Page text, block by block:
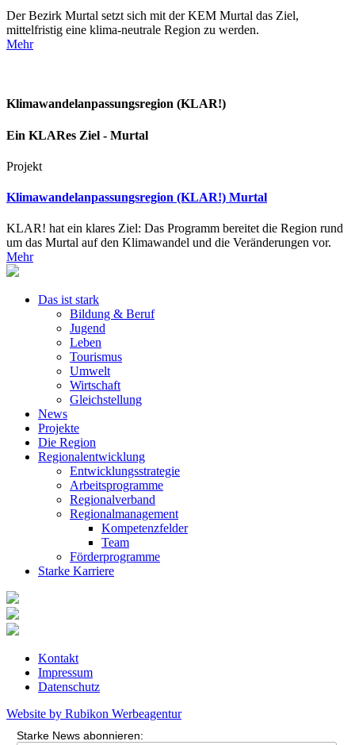
Der Bezirk Murtal setzt sich mit der KEM Murtal das Ziel,
mittelfristig eine klima-neutrale Region zu werden.
Mehr
Klimawandelanpassungsregion (KLAR!)
Ein KLARes Ziel - Murtal
Projekt
Klimawandelanpassungsregion (KLAR!) Murtal
KLAR! hat ein klares Ziel: Das Programm bereitet die Region rund
um das Murtal auf den Klimawandel und die Veränderungen vor.
Mehr
Das ist stark
Bildung & Beruf
Jugend
Leben
Tourismus
Umwelt
Wirtschaft
Gleichstellung
News
Projekte
Die Region
Regionalentwicklung
Entwicklungsstrategie
Arbeitsprogramme
Regionalverband
Regionalmanagement
Kompetenzfelder
Team
Förderprogramme
Starke Karriere
Kontakt
Impressum
Datenschutz
Website by Rubikon Werbeagentur
Starke News abonnieren: